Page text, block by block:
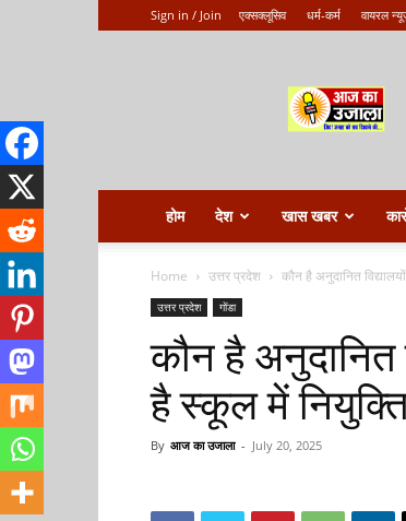
Sign in / Join एक्सक्लूसिव धर्म-कर्म वायरल
ka
ujala
होम देश खास खबर
Home उत्तर प्रदेश कौन है अनुदानित
उत्तर प्रदेश गोंडा
कौन है अनुदानित
है स्कूल में
By आज का उजाला - July 20, 2025